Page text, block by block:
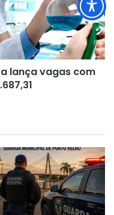
lança vagas com